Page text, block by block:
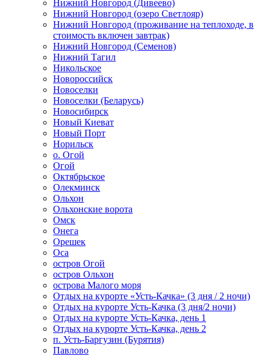
Нижний Новгород (Дивеево)
Нижний Новгород (озеро Светлояр)
Нижний Новгород (проживание на теплоходе, в
стоимость включен завтрак)
Нижний Новгород (Семенов)
Нижний Тагил
Никольское
Новороссийск
Новоселки
Новоселки (Беларусь)
Новосибирск
Новый Киеват
Новый Порт
Норильск
о. Огой
Огой
Октябрьское
Олекминск
Ольхон
Ольхонские ворота
Омск
Онега
Орешек
Оса
остров Огой
остров Ольхон
острова Малого моря
Отдых на курорте «Усть-Качка» (3 дня / 2 ночи)
Отдых на курорте Усть-Качка (3 дня/2 ночи)
Отдых на курорте Усть-Качка, день 1
Отдых на курорте Усть-Качка, день 2
п. Усть-Баргузин (Бурятия)
Павлово